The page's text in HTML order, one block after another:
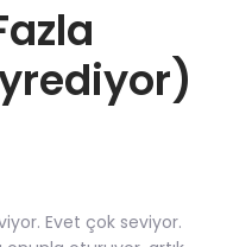
Evet çok seviyor.